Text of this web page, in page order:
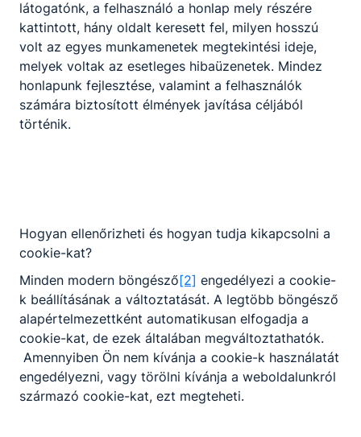
látogatónk, a felhasználó a honlap mely részére
kattintott, hány oldalt keresett fel, milyen hosszú
volt az egyes munkamenetek megtekintési ideje,
melyek voltak az esetleges hibaüzenetek. Mindez
honlapunk fejlesztése, valamint a felhasználók
számára biztosított élmények javítása céljából
történik.
Hogyan ellenőrizheti és hogyan tudja kikapcsolni a
cookie-kat?
Minden modern böngésző[2] engedélyezi a cookie-
k beállításának a változtatását. A legtöbb böngésző
alapértelmezettként automatikusan elfogadja a
cookie-kat, de ezek általában megváltoztathatók.
Amennyiben Ön nem kívánja a cookie-k használatát
engedélyezni, vagy törölni kívánja a weboldalunkról
származó cookie-kat, ezt megteheti.